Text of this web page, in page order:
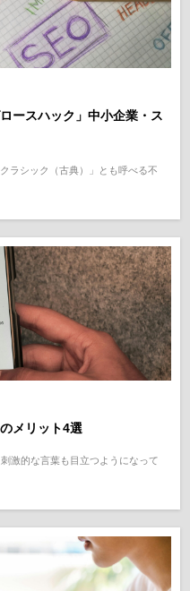
ースハック」中小企業・ス
ラシック（古典）」とも呼べる不
メリット4選
激的な言葉も目立つようになって